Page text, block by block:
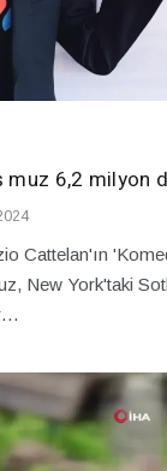
muz 6,2 milyon
Cattelan'ın
New York'taki